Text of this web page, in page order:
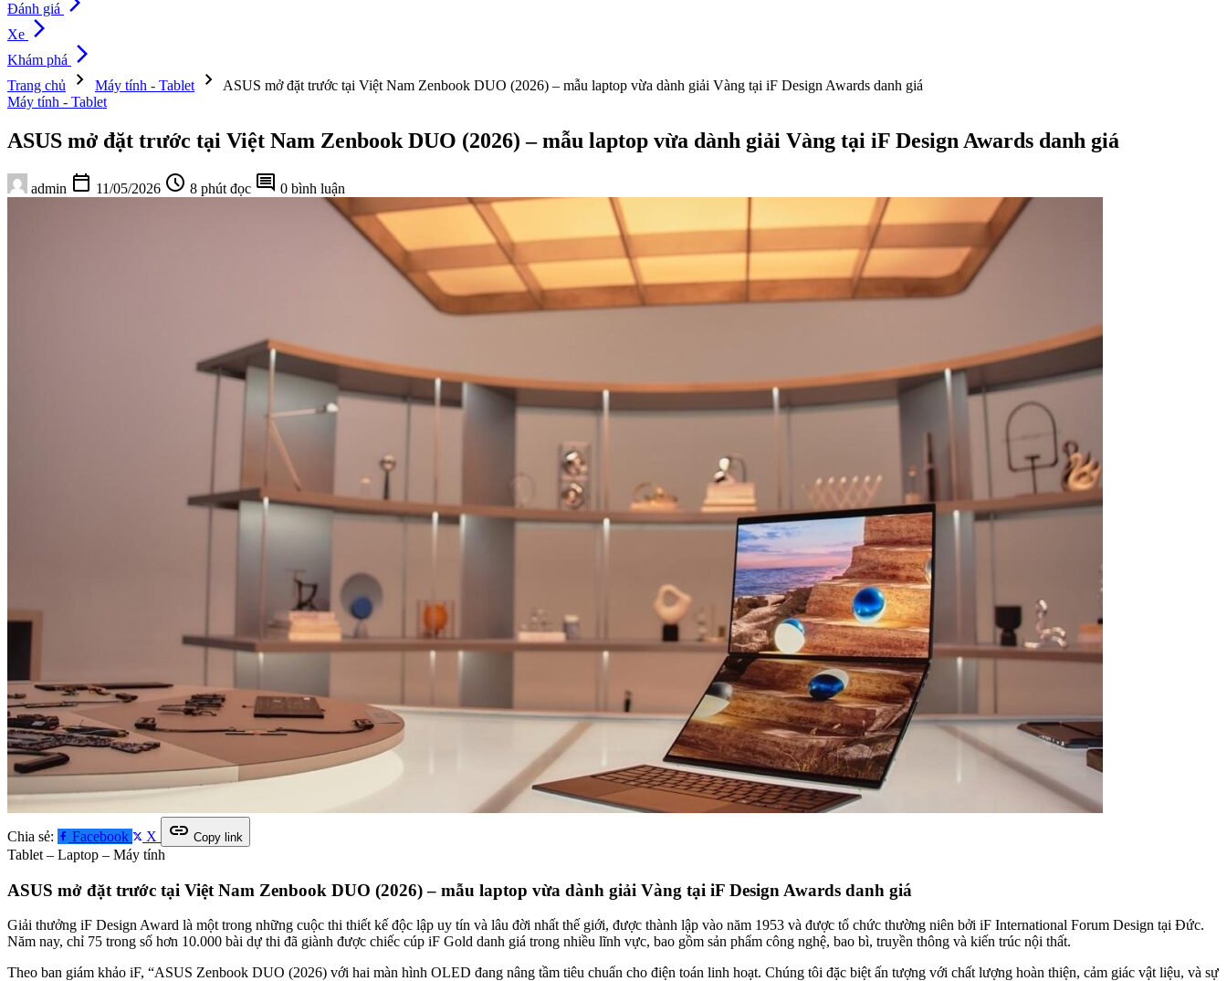
Đánh giá
Xe arrow_forward_ios
Khám phá arrow_forward_ios
Trang chủ chevron_right Máy tính - Tablet chevron_right
ASUS mở đặt trước tại Việt Nam Zenbook DUO (2026) – mẫu laptop vừa dành giải Vàng tại iF Design Awards danh giá
Máy tính - Tablet
ASUS mở đặt trước tại Việt Nam Zenbook DUO (2026) – mẫu laptop vừa dành giải Vàng tại iF Design Awards danh giá
admin calendar_today 11/05/2026 schedule 8 phút đọc comment 0 bình luận
Chia sẻ: Facebook X link Copy link
Tablet – Laptop – Máy tính
ASUS mở đặt trước tại Việt Nam Zenbook DUO (2026) – mẫu laptop vừa dành giải Vàng tại iF Design Awards danh giá
Giải thưởng iF Design Award là một trong những cuộc thi thiết kế độc lập uy tín và lâu đời nhất thế giới, được thành lập vào năm 1953 và được tổ chức thường niên bởi iF International Forum Design tại Đức.
Năm nay, chỉ 75 trong số hơn 10.000 bài dự thi đã giành được chiếc cúp iF Gold danh giá trong nhiều lĩnh vực, bao gồm sản phẩm công nghệ, bao bì, truyền thông và kiến trúc nội thất.
Theo ban giám khảo iF, “ASUS Zenbook DUO (2026) với hai màn hình OLED đang nâng tầm tiêu chuẩn cho điện toán linh hoạt. Chúng tôi đặc biệt ấn tượng với chất lượng hoàn thiện, cảm giác vật liệu, và sự